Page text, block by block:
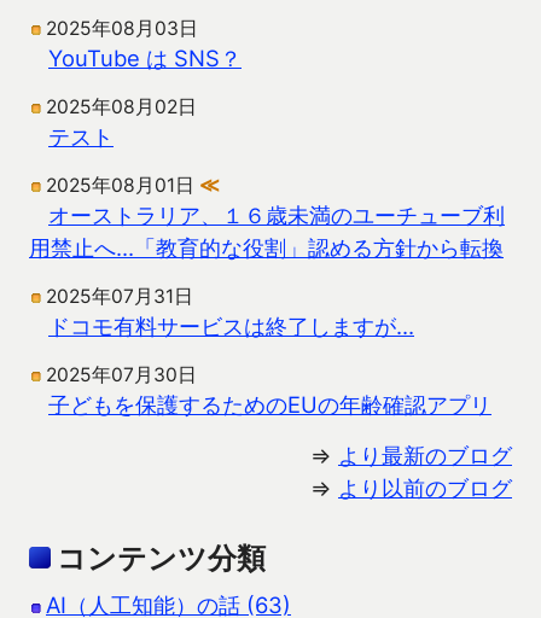
2025年08月03日
YouTube は SNS？
2025年08月02日
テスト
2025年08月01日 ≪
オーストラリア、１６歳未満のユーチューブ利
用禁止へ…「教育的な役割」認める方針から転換
2025年07月31日
ドコモ有料サービスは終了しますが…
2025年07月30日
子どもを保護するためのEUの年齢確認アプリ
⇒ より最新のブログ
⇒ より以前のブログ
コンテンツ分類
AI（人工知能）の話 (63)